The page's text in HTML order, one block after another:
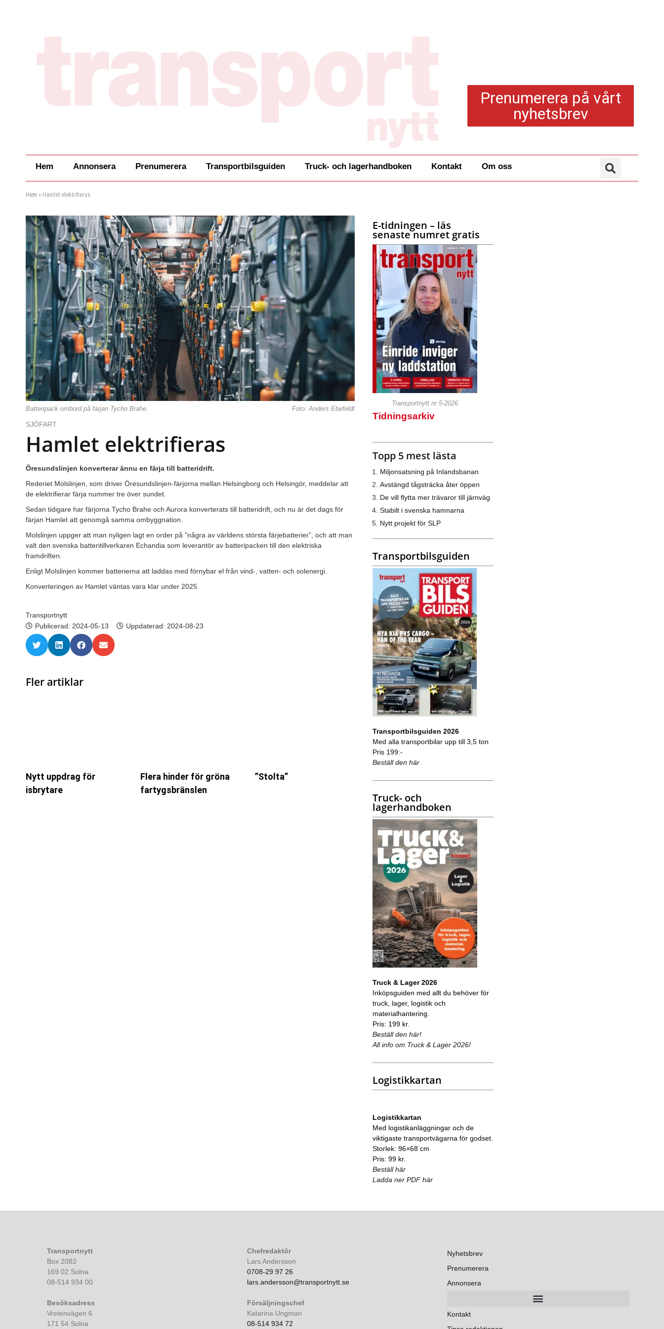
Prenumerera på vårt
nyhetsbrev
Hem Annonsera Prenumerera Transportbilsguiden Truck- och lagerhandboken Kontakt Om oss
Hem » Hamlet elektrifieras
Batteripack ombord på färjan Tycho Brahe. Foto: Anders Ebefeldt
SJÖFART
Hamlet elektrifieras
Öresundslinjen konverterar ännu en färja till batteridrift.
Rederiet Molslinjen, som driver Öresundslinjen-färjorna mellan Helsingborg och Helsingör, meddelar att
de elektrifierar färja nummer tre över sundet.
Sedan tidigare har färjorna Tycho Brahe och Aurora konverterats till batteridrift, och nu är det dags för
färjan Hamlet att genomgå samma ombyggnation.
Molslinjen uppger att man nyligen lagt en order på ”några av världens största färjebatterier”, och att man
valt den svenska batteritillverkaren Echandia som leverantör av batteripacken till den elektriska
framdriften.
Enligt Molslinjen kommer batterierna att laddas med förnybar el från vind-, vatten- och solenergi.
Konverteringen av Hamlet väntas vara klar under 2025.
Transportnytt
Publicerad: 2024-05-13 Uppdaterad: 2024-08-23
Fler artiklar
Nytt uppdrag för
isbrytare
Flera hinder för gröna
fartygsbränslen
”Stolta”
E-tidningen – läs
senaste numret gratis
Transportnytt nr 5-2026
Tidningsarkiv
Topp 5 mest lästa
Miljonsatsning på Inlandsbanan
Avstängd tågsträcka åter öppen
De vill flytta mer trävaror till järnväg
Stabilt i svenska hamnarna
Nytt projekt för SLP
Transportbilsguiden
Transportbilsguiden 2026
Med alla transportbilar upp till 3,5 ton
Pris 199:-
Beställ den här
Truck- och
lagerhandboken
Truck & Lager 2026
Inköpsguiden med allt du behöver för
truck, lager, logistik och
materialhantering.
Pris: 199 kr.
Beställ den här!
All info om Truck & Lager 2026!
Logistikkartan
Logistikkartan
Med logistikanläggningar och de
viktigaste transportvägarna för godset.
Storlek: 96×68 cm
Pris: 99 kr.
Beställ här
Ladda ner PDF här
Transportnytt
Box 2082
169 02 Solna
08-514 934 00
Besöksadress
Vretenvägen 6
171 54 Solna
Chefredaktör
Lars Andersson
0708-29 97 26
lars.andersson@transportnytt.se
Försäljningschef
Katarina Ungman
08-514 934 72
Nyhetsbrev
Prenumerera
Annonsera
Kontakt